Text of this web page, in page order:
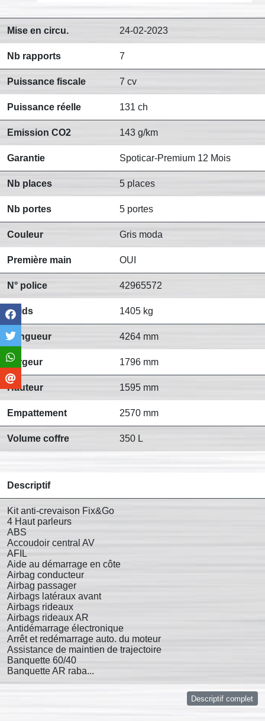
Mise en circu. 24-02-2023
Nb rapports 7
Puissance fiscale 7 cv
Puissance réelle 131 ch
Emission CO2 143 g/km
Garantie Spoticar-Premium 12 Mois
Nb places 5 places
Nb portes 5 portes
Couleur Gris moda
Première main OUI
N° police 42965572
Poids 1405 kg
Longueur 4264 mm
Largeur 1796 mm
Hauteur 1595 mm
Empattement 2570 mm
Volume coffre 350 L
Descriptif
Kit anti-crevaison Fix&Go
4 Haut parleurs
ABS
Accoudoir central AV
AFIL
Aide au démarrage en côte
Airbag conducteur
Airbag passager
Airbags latéraux avant
Airbags rideaux
Airbags rideaux AR
Antidémarrage électronique
Arrêt et redémarrage auto. du moteur
Assistance de maintien de trajectoire
Banquette 60/40
Banquette AR raba...
Descriptif complet